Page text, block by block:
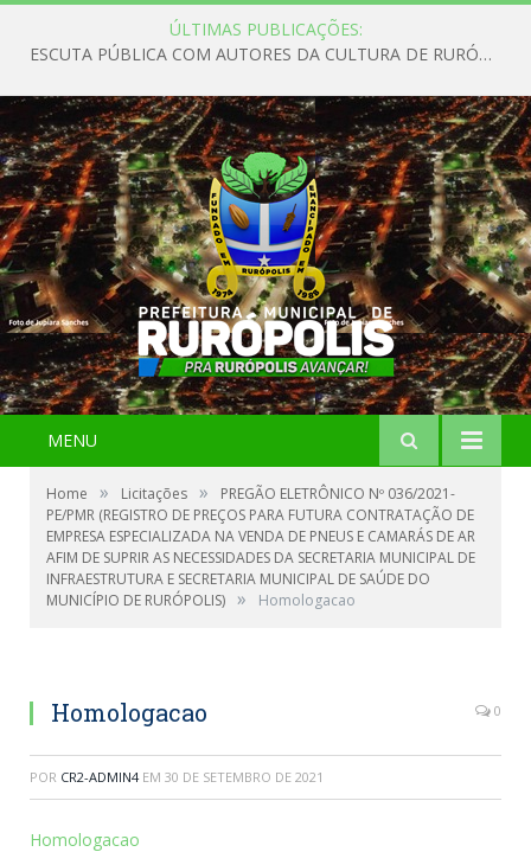
ÚLTIMAS PUBLICAÇÕES:
ESCUTA PÚBLICA COM AUTORES DA CULTURA DE RURÓPOLIS
MENU
Home » Licitações »
PREGÃO ELETRÔNICO Nº 036/2021-
PE/PMR (REGISTRO DE PREÇOS PARA FUTURA CONTRATAÇÃO DE
EMPRESA ESPECIALIZADA NA VENDA DE PNEUS E CAMARÁS DE AR
AFIM DE SUPRIR AS NECESSIDADES DA SECRETARIA MUNICIPAL DE
INFRAESTRUTURA E SECRETARIA MUNICIPAL DE SAÚDE DO
MUNICÍPIO DE RURÓPOLIS) » Homologacao
Homologacao 0
POR CR2-ADMIN4 EM 30 DE SETEMBRO DE 2021
Homologacao